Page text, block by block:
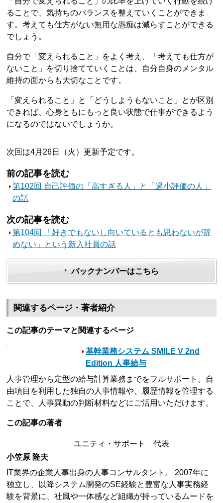
ることで、気持ちのバランスを整えていくことができま
す。考えても仕方がない無用な愚痴は減らすことができる
でしょう。
自分で「変えられること」をよく考え、「考えても仕方が
ないこと」を切り捨てていくことは、自分自身のメンタル
維持の面からも大切なことです。
「変えられること」と「どうしようもないこと」とが区別
できれば、心身ともにもっと良い状態で仕事ができるよう
になるのではないでしょうか。
次回は4月26日（火）更新予定です。
前の記事を読む
第102回 自己評価の「高すぎる人」と「過小評価の人」
の話
次の記事を読む
第104回 「好きでもないし向いているとも思わないが辞
めない」という新入社員の話
バックナンバーはこちら
関連するページ・著者紹介
この記事のテーマと関連するページ
基幹業務システム SMILE V 2nd
Edition 人事給与
人事管理から定型の給与計算業務までをフルサポート。自
由項目を利用した独自の人事情報や、履歴情報を管理する
ことで、人事異動の判断材料などにご活用いただけます。
この記事の著者
ユニティ・サポート 代表
小笠原 隆夫
IT業界の企業人事出身の人事コンサルタント。 2007年に
独立し、以降システム開発のSE経験と豊富な人事実務経
験を背景に、社風や一体感など組織が持っているムードを